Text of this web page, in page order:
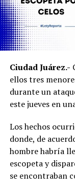
Ambiente acudió
resguardo y
silvestre.
Público
esclarecer el
participación de
Ciudad Juárez.-
ellos tres
durante un
este jueves en
Los hechos
donde, de
hombre habría
escopeta y
se encontraban